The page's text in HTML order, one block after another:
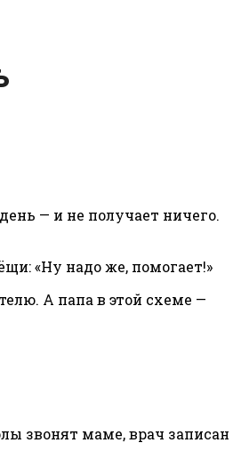
— и не получает ничего.
«Ну надо же, помогает!»
А папа в этой схеме —
звонят маме, врач записан